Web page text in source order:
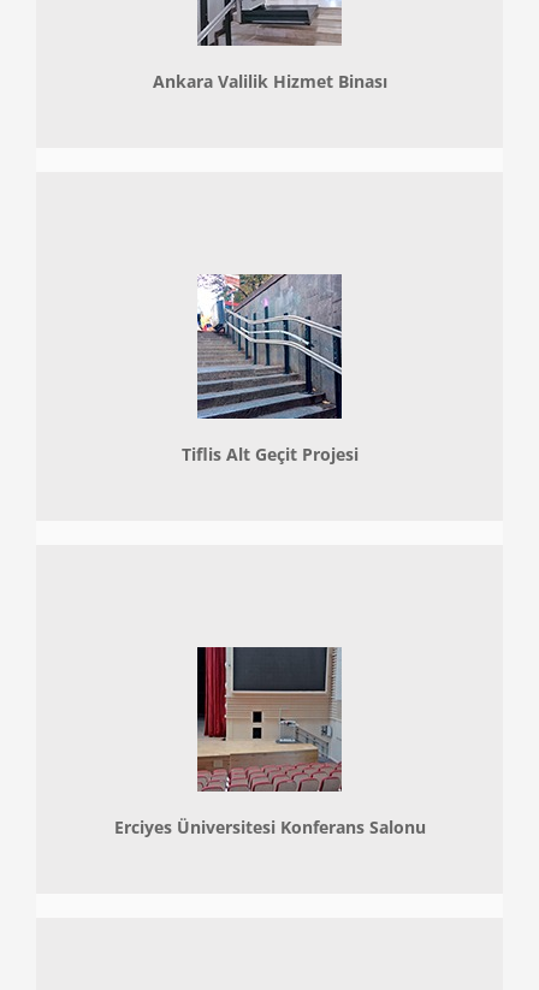
Ankara Valilik Hizmet Binası
Tiflis Alt Geçit Projesi
Erciyes Üniversitesi Konferans Salonu